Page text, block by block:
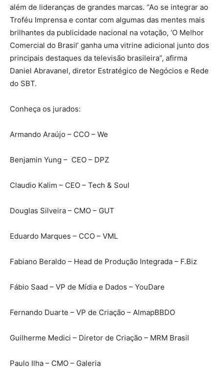
além de lideranças de grandes marcas. “Ao se integrar ao
Troféu Imprensa e contar com algumas das mentes mais
brilhantes da publicidade nacional na votação, ‘O Melhor
Comercial do Brasil’ ganha uma vitrine adicional junto dos
principais destaques da televisão brasileira”, afirma
Daniel Abravanel, diretor Estratégico de Negócios e Rede
do SBT.
Conheça os jurados:
Armando Araújo – CCO – We
Benjamin Yung – CEO – DPZ
Claudio Kalim – CEO – Tech & Soul
Douglas Silveira – CMO – GUT
Eduardo Marques – CCO – VML
Fabiano Beraldo – Head de Produção Integrada – F.Biz
Fábio Saad – VP de Mídia e Dados – YouDare
Fernando Duarte – VP de Criação – AlmapBBDO
Guilherme Medici – Diretor de Criação – MRM Brasil
Paulo Ilha – CMO – Galeria